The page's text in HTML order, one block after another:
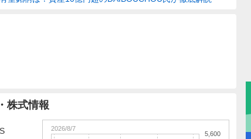
株式情報
5,600
2026/8/7